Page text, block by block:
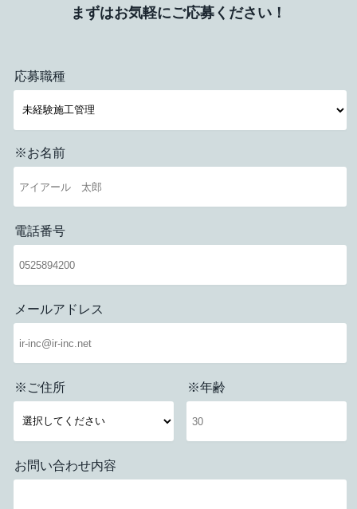
まずはお気軽にご応募ください！
応募職種
※お名前
電話番号
メールアドレス
※ご住所 ※年齢
お問い合わせ内容